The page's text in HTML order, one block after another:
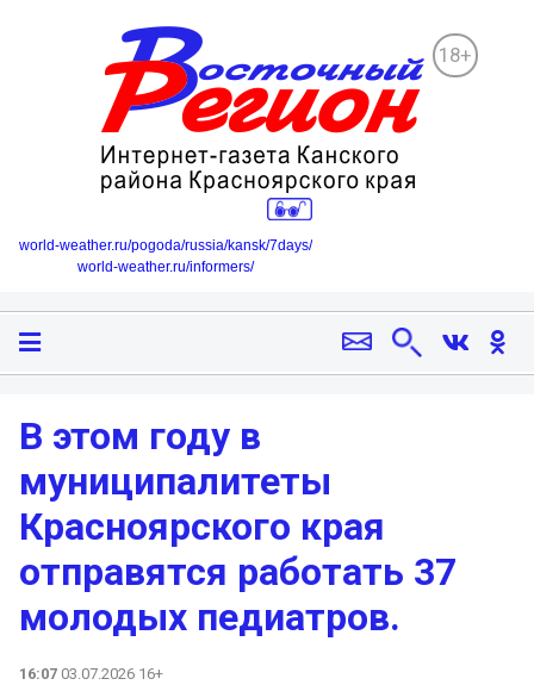
18+
world-weather.ru/pogoda/russia/kansk/7days/
world-weather.ru/informers/
В этом году в
муниципалитеты
Красноярского края
отправятся работать 37
молодых педиатров.
16:07 03.07.2026 16+